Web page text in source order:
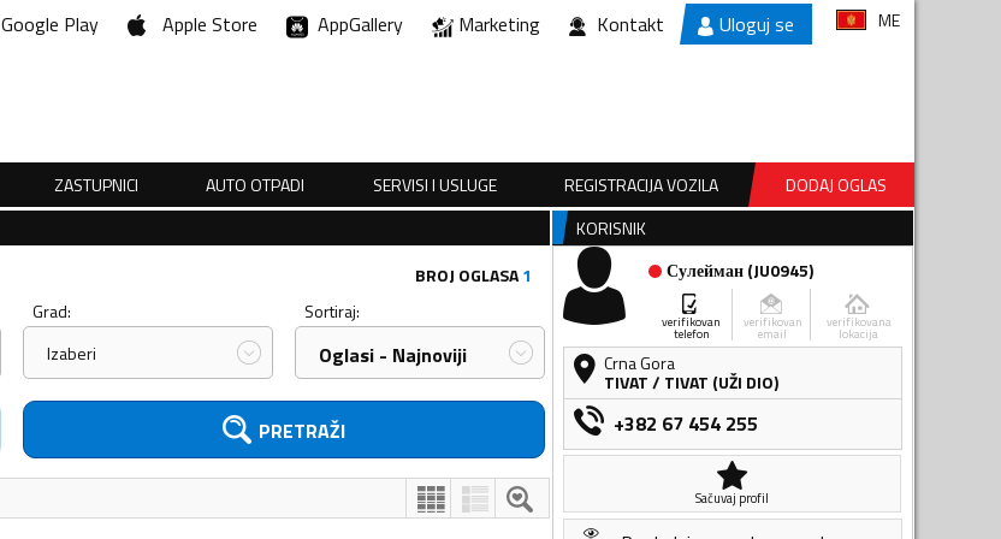
Google Play Apple Store AppGallery Marketing Kontakt Uloguj se ME
ZASTUPNICI AUTO OTPADI SERVISI I USLUGE REGISTRACIJA VOZILA
DODAJ OGLAS
BROJ OGLASA1
Grad:
Izaberi
Sortiraj:
Oglasi - Najnoviji
PRETRAŽI
KORISNIK
Сулейман(JU0945)
verifikovan
telefon
verifikovan
email
verifikovana
lokacija
Crna Gora
TIVAT/ TIVAT (UŽI DIO)
+382 67 454 255
Sačuvaj profil